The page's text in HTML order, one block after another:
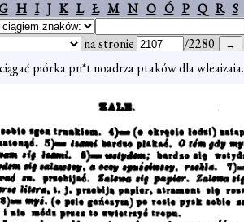
H I J K L Ł M N O Ó P Q R S
na stronie /2280
piórka pn*t noadrza ptaków dla wleaizaia.